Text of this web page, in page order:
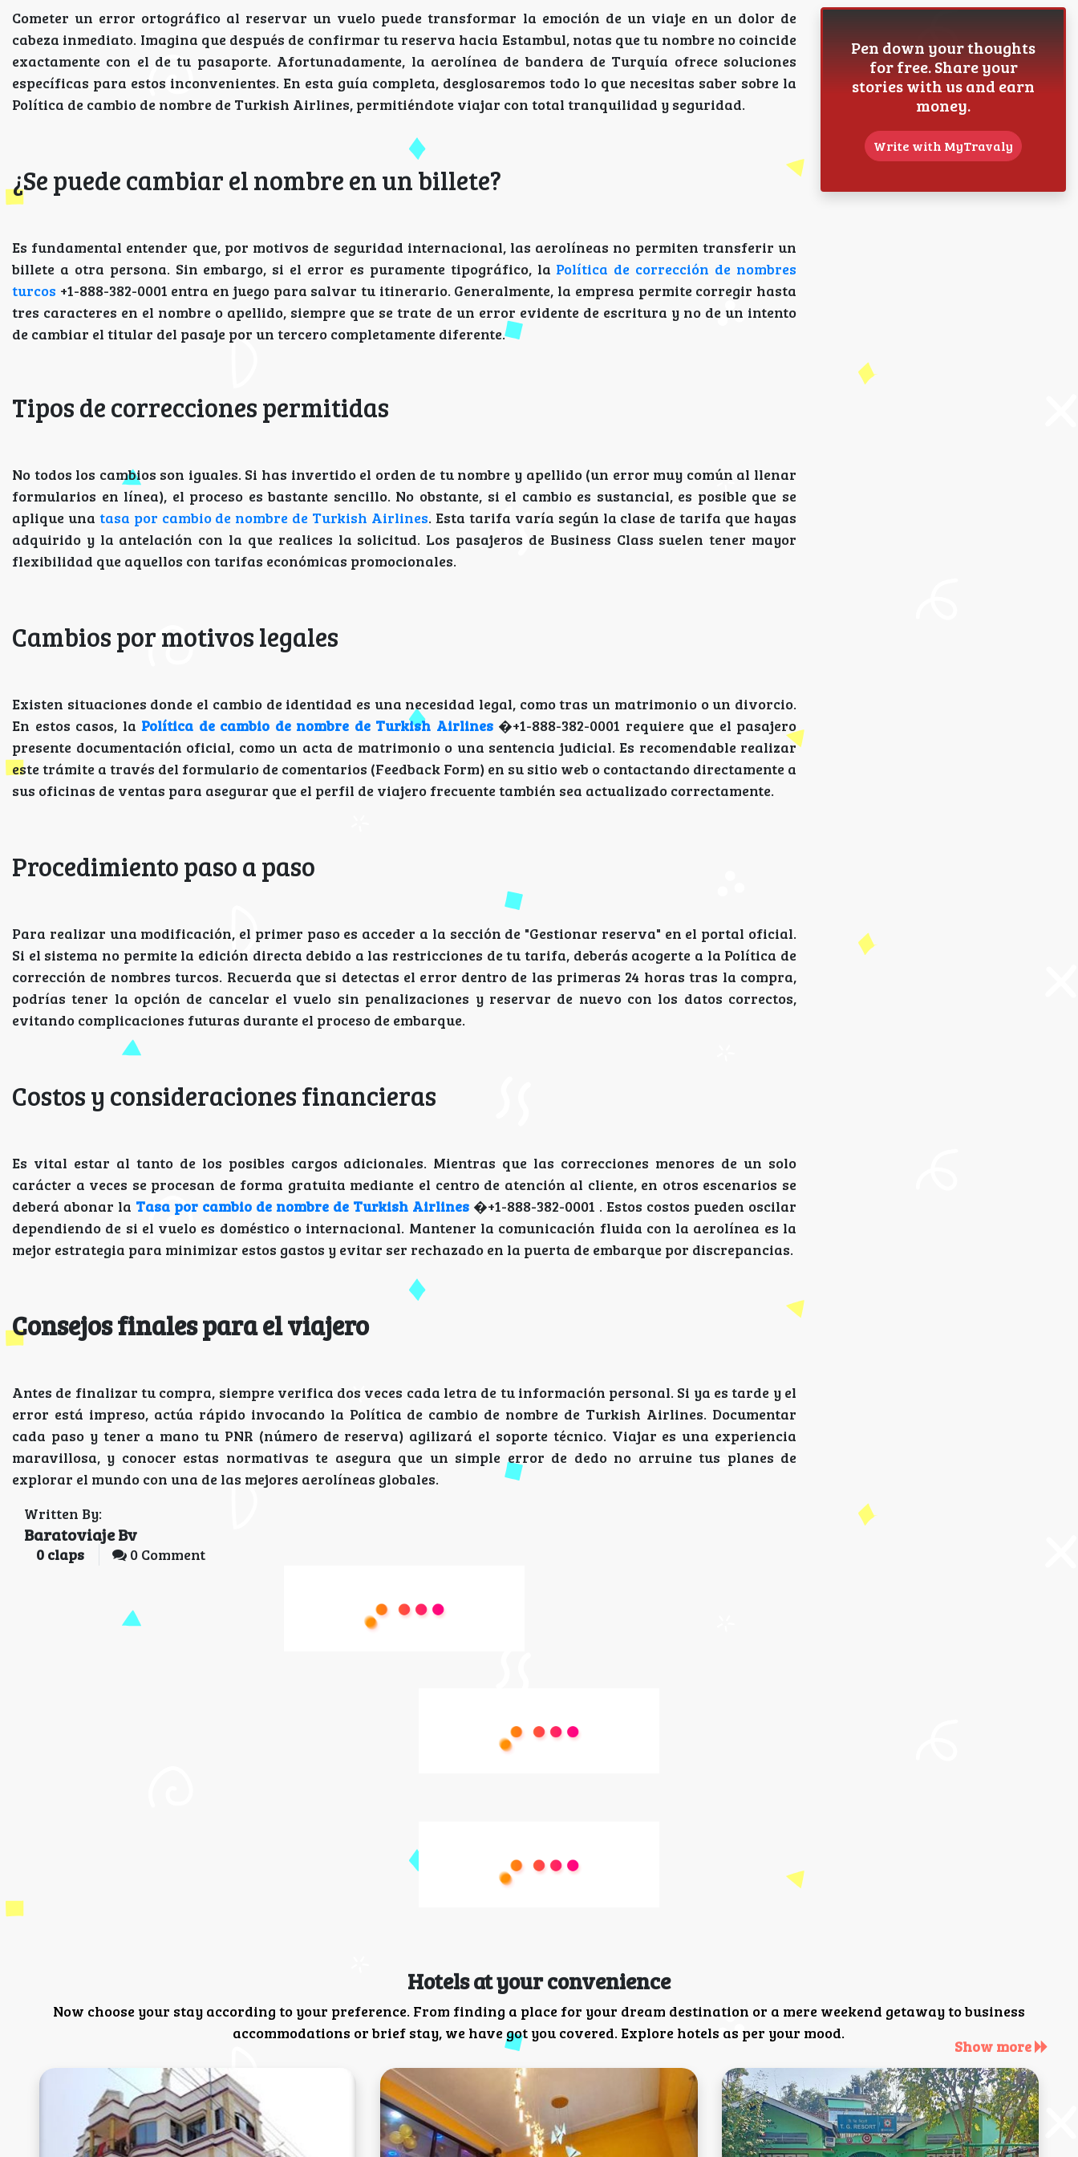
Cometer un error ortográfico al reservar un vuelo puede transformar la emoción de un viaje en un dolor de
cabeza inmediato. Imagina que después de confirmar tu reserva hacia Estambul, notas que tu nombre no coincide
exactamente con el de tu pasaporte. Afortunadamente, la aerolínea de bandera de Turquía ofrece soluciones
específicas para estos inconvenientes. En esta guía completa, desglosaremos todo lo que necesitas saber sobre la
Política de cambio de nombre de Turkish Airlines, permitiéndote viajar con total tranquilidad y seguridad.
¿Se puede cambiar el nombre en un billete?
Es fundamental entender que, por motivos de seguridad internacional, las aerolíneas no permiten transferir un
billete a otra persona. Sin embargo, si el error es puramente tipográfico, la Política de corrección de nombres
turcos +1-888-382-0001 entra en juego para salvar tu itinerario. Generalmente, la empresa permite corregir hasta
tres caracteres en el nombre o apellido, siempre que se trate de un error evidente de escritura y no de un intento
de cambiar el titular del pasaje por un tercero completamente diferente.
Tipos de correcciones permitidas
No todos los cambios son iguales. Si has invertido el orden de tu nombre y apellido (un error muy común al llenar
formularios en línea), el proceso es bastante sencillo. No obstante, si el cambio es sustancial, es posible que se
aplique una tasa por cambio de nombre de Turkish Airlines. Esta tarifa varía según la clase de tarifa que hayas
adquirido y la antelación con la que realices la solicitud. Los pasajeros de Business Class suelen tener mayor
flexibilidad que aquellos con tarifas económicas promocionales.
Cambios por motivos legales
Existen situaciones donde el cambio de identidad es una necesidad legal, como tras un matrimonio o un divorcio.
En estos casos, la Política de cambio de nombre de Turkish Airlines �+1-888-382-0001 requiere que el pasajero
presente documentación oficial, como un acta de matrimonio o una sentencia judicial. Es recomendable realizar
este trámite a través del formulario de comentarios (Feedback Form) en su sitio web o contactando directamente a
sus oficinas de ventas para asegurar que el perfil de viajero frecuente también sea actualizado correctamente.
Procedimiento paso a paso
Para realizar una modificación, el primer paso es acceder a la sección de "Gestionar reserva" en el portal oficial.
Si el sistema no permite la edición directa debido a las restricciones de tu tarifa, deberás acogerte a la Política de
corrección de nombres turcos. Recuerda que si detectas el error dentro de las primeras 24 horas tras la compra,
podrías tener la opción de cancelar el vuelo sin penalizaciones y reservar de nuevo con los datos correctos,
evitando complicaciones futuras durante el proceso de embarque.
Costos y consideraciones financieras
Es vital estar al tanto de los posibles cargos adicionales. Mientras que las correcciones menores de un solo
carácter a veces se procesan de forma gratuita mediante el centro de atención al cliente, en otros escenarios se
deberá abonar la Tasa por cambio de nombre de Turkish Airlines �+1-888-382-0001 . Estos costos pueden oscilar
dependiendo de si el vuelo es doméstico o internacional. Mantener la comunicación fluida con la aerolínea es la
mejor estrategia para minimizar estos gastos y evitar ser rechazado en la puerta de embarque por discrepancias.
Consejos finales para el viajero
Antes de finalizar tu compra, siempre verifica dos veces cada letra de tu información personal. Si ya es tarde y el
error está impreso, actúa rápido invocando la Política de cambio de nombre de Turkish Airlines. Documentar
cada paso y tener a mano tu PNR (número de reserva) agilizará el soporte técnico. Viajar es una experiencia
maravillosa, y conocer estas normativas te asegura que un simple error de dedo no arruine tus planes de
explorar el mundo con una de las mejores aerolíneas globales.
Written By:
Baratoviaje Bv
0 claps 0 Comment
Pen down your thoughts
for free. Share your
stories with us and earn
money.
Write with MyTravaly
Hotels at your convenience
Now choose your stay according to your preference. From finding a place for your dream destination or a mere weekend getaway to business
accommodations or brief stay, we have got you covered. Explore hotels as per your mood.
Show more